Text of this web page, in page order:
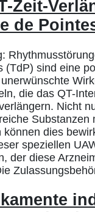
Zeit-
de
(TdP) sind eine
die das QT-
Nicht
Substanzen
können dies
speziellen
der diese